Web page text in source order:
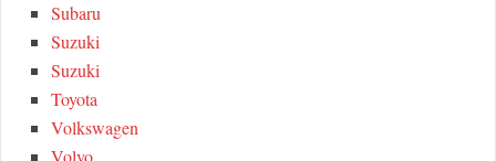
Subaru
Suzuki
Suzuki
Toyota
Volkswagen
Volvo